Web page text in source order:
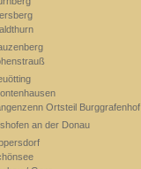
Ortsteil Burggrafenhof
an der Donau